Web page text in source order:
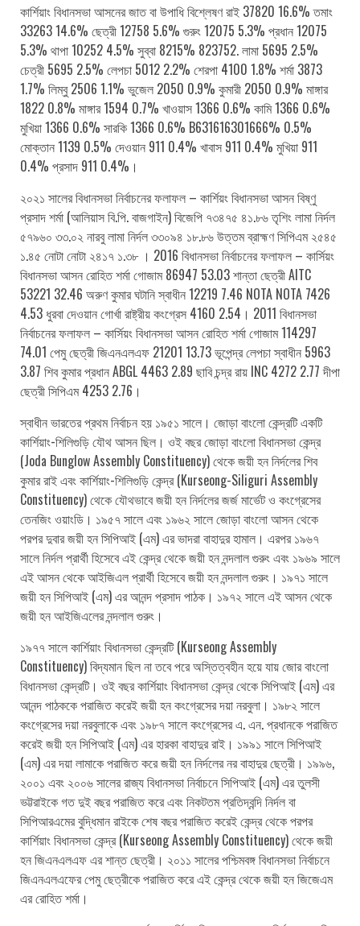
কার্শিয়াং বিধানসভা আসনের জাত বা উপাধি বিশ্লেষণ রাই 37820 16.6% তমাং
33263 14.6% ছেত্রী 12758 5.6% গুরুং 12075 5.3% প্রধান 12075
5.3% থাপা 10252 4.5% সুব্বা 8215% 823752. লামা 5695 2.5%
চেত্রী 5695 2.5% লেপচা 5012 2.2% শেরপা 4100 1.8% শর্মা 3873
1.7% লিম্বু 2506 1.1% ভুজেল 2050 0.9% কুমারী 2050 0.9% মাঙ্গার
1822 0.8% মাঙ্গার 1594 0.7% খাওয়াস 1366 0.6% কামি 1366 0.6%
মুখিয়া 1366 0.6% সারকি 1366 0.6% B631616301666% 0.5%
মোক্তান 1139 0.5% দেওয়ান 911 0.4% খাবাস 911 0.4% মুখিয়া 911
0.4% প্রসাদ 911 0.4%।
২০২১ সালের বিধানসভা নির্বাচনের ফলাফল – কার্শিয়ং বিধানসভা আসন বিষ্ণু
প্রসাদ শর্মা (আলিয়াস বি.পি. বাজগাইন) বিজেপি ৭৩৪৭৫ ৪১.৮৬ তৃশিং লামা নির্দল
৫৭৯৬০ ৩৩.০২ নারবু লামা নির্দল ৩৩০৯৪ ১৮.৮৬ উত্তম ব্রাহ্মণ সিপিএম ২৫৪৫
১.৪৫ নোটা নোটা ২৪১৭ ১.৩৮ । 2016 বিধানসভা নির্বাচনের ফলাফল – কার্সিয়ং
বিধানসভা আসন রোহিত শর্মা গোজাম 86947 53.03 শান্তা ছেত্রী AITC
53221 32.46 অরুণ কুমার ঘটানি স্বাধীন 12219 7.46 NOTA NOTA 7426
4.53 ধুরবা দেওয়ান গোর্খা রাষ্ট্রীয় কংগ্রেস 4160 2.54। 2011 বিধানসভা
নির্বাচনের ফলাফল – কার্সিয়ং বিধানসভা আসন রোহিত শর্মা গোজাম 114297
74.01 পেমু ছেত্রী জিএনএলএফ 21201 13.73 ভূপেন্দ্র লেপচা স্বাধীন 5963
3.87 শিব কুমার প্রধান ABGL 4463 2.89 ছাবি চন্দ্র রায় INC 4272 2.77 দীপা
ছেত্রী সিপিএম 4253 2.76।
স্বাধীন ভারতের প্রথম নির্বাচন হয় ১৯৫১ সালে। জোড়া বাংলো কেন্দ্রটি একটি
কার্শিয়াং-শিলিগুড়ি যৌথ আসন ছিল। ওই বছর জোড়া বাংলো বিধানসভা কেন্দ্র
(Joda Bunglow Assembly Constituency) থেকে জয়ী হন নির্দলের শিব
কুমার রাই এবং কার্শিয়াং-শিলিগুড়ি কেন্দ্র (Kurseong-Siliguri Assembly
Constituency) থেকে যৌথভাবে জয়ী হন নির্দলের জর্জ মার্ভেট ও কংগ্রেসের
তেনজিং ওয়াংডি। ১৯৫৭ সালে এবং ১৯৬২ সালে জোড়া বাংলো আসন থেকে
পরপর দুবার জয়ী হন সিপিআই (এম) এর ভাদরা বাহাদুর হামাল। এরপর ১৯৬৭
সালে নির্দল প্রার্থী হিসেবে এই কেন্দ্র থেকে জয়ী হন নন্দলাল গুরুং এবং ১৯৬৯ সালে
এই আসন থেকে আইজিএল প্রার্থী হিসেবে জয়ী হন নন্দলাল গুরুং। ১৯৭১ সালে
জয়ী হন সিপিআই (এম) এর আনন্দ প্রসাদ পাঠক। ১৯৭২ সালে এই আসন থেকে
জয়ী হন আইজিএলের নন্দলাল গুরুং।
১৯৭৭ সালে কার্শিয়াং বিধানসভা কেন্দ্রটি (Kurseong Assembly
Constituency) বিদ্যমান ছিল না তবে পরে অস্তিত্বহীন হয়ে যায় জোর বাংলো
বিধানসভা কেন্দ্রটি। ওই বছর কার্শিয়াং বিধানসভা কেন্দ্র থেকে সিপিআই (এম) এর
আনন্দ পাঠককে পরাজিত করেই জয়ী হন কংগ্রেসের দয়া নরবুলা। ১৯৮২ সালে
কংগ্রেসের দয়া নরবুলাকে এবং ১৯৮৭ সালে কংগ্রেসের এ. এন. প্রধানকে পরাজিত
করেই জয়ী হন সিপিআই (এম) এর হারকা বাহাদুর রাই। ১৯৯১ সালে সিপিআই
(এম) এর দয়া লামাকে পরাজিত করে জয়ী হন নির্দলের নর বাহাদুর ছেত্রী। ১৯৯৬,
২০০১ এবং ২০০৬ সালের রাজ্য বিধানসভা নির্বাচনে সিপিআই (এম) এর তুলসী
ভট্টরাইকে গত দুই বছর পরাজিত করে এবং নিকটতম প্রতিদ্বন্দি নির্দল বা
সিপিআরএমের বুদ্ধিমান রাইকে শেষ বছর পরাজিত করেই কেন্দ্র থেকে পরপর
কার্শিয়াং বিধানসভা কেন্দ্র (Kurseong Assembly Constituency) থেকে জয়ী
হন জিএনএলএফ এর শান্ত ছেত্রী। ২০১১ সালের পশ্চিমবঙ্গ বিধানসভা নির্বাচনে
জিএনএলএফের পেমু ছেত্রীকে পরাজিত করে এই কেন্দ্র থেকে জয়ী হন জিজেএম
এর রোহিত শর্মা।